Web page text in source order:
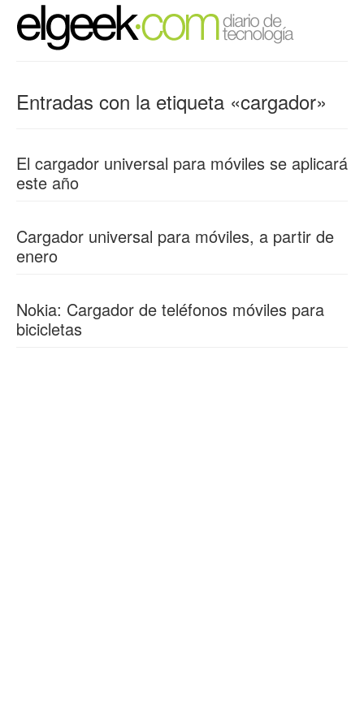
Entradas con la etiqueta «cargador»
El cargador universal para móviles se aplicará
este año
Cargador universal para móviles, a partir de
enero
Nokia: Cargador de teléfonos móviles para
bicicletas